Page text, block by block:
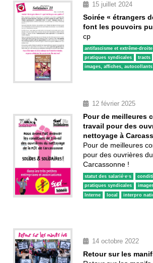
15 juillet 2024
Soirée « étrangers
font les pouvoirs
cp
antifascisme et extrême-droite
pratiques syndicales
tracts
images, affiches, autocollants
12 février 2025
Pour de meilleures
travail pour des
nettoyage à
Pour de meilleures
pour des ouvrières
Carcassonne !
statut des salarié·e·s
pratiques syndicales
Interne
local interpro
14 octobre 2022
Retour sur les